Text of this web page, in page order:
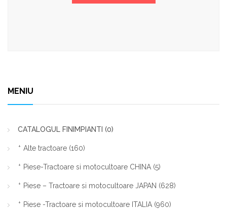
MENIU
CATALOGUL FINIMPIANTI (0)
Alte tractoare (160)
Piese-Tractoare si motocultoare CHINA (5)
Piese – Tractoare si motocultoare JAPAN (628)
Piese -Tractoare si motocultoare ITALIA (960)